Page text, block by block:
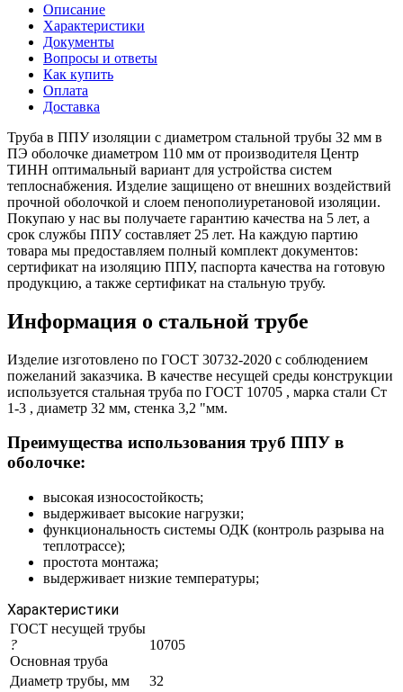
Описание
Характеристики
Документы
Вопросы и ответы
Как купить
Оплата
Доставка
Труба в ППУ изоляции с диаметром стальной трубы 32 мм в
ПЭ оболочке диаметром 110 мм от производителя Центр
ТИНН оптимальный вариант для устройства систем
теплоснабжения. Изделие защищено от внешних воздействий
прочной оболочкой и слоем пенополиуретановой изоляции.
Покупаю у нас вы получаете гарантию качества на 5 лет, а
срок службы ППУ составляет 25 лет. На каждую партию
товара мы предоставляем полный комплект документов:
сертификат на изоляцию ППУ, паспорта качества на готовую
продукцию, а также сертификат на стальную трубу.
Информация о стальной трубе
Изделие изготовлено по ГОСТ 30732-2020 с соблюдением
пожеланий заказчика. В качестве несущей среды конструкции
используется стальная труба по ГОСТ 10705 , марка стали Ст
1-3 , диаметр 32 мм, стенка 3,2 "мм.
Преимущества использования труб ППУ в
оболочке:
высокая износостойкость;
выдерживает высокие нагрузки;
функциональность системы ОДК (контроль разрыва на
теплотрассе);
простота монтажа;
выдерживает низкие температуры;
Характеристики
ГОСТ несущей трубы
?
Основная труба
10705
Диаметр трубы, мм
32